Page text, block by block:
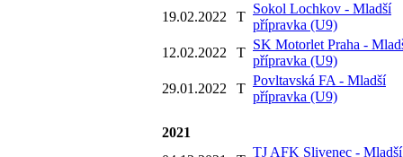
19.02.2022
T
Sokol Lochkov - Mladší
přípravka (U9)
12.02.2022
T
SK Motorlet Praha -
přípravka (U9)
29.01.2022
T
Povltavská FA - Mladší
přípravka (U9)
2021
TJ AFK Slivenec - Mladší